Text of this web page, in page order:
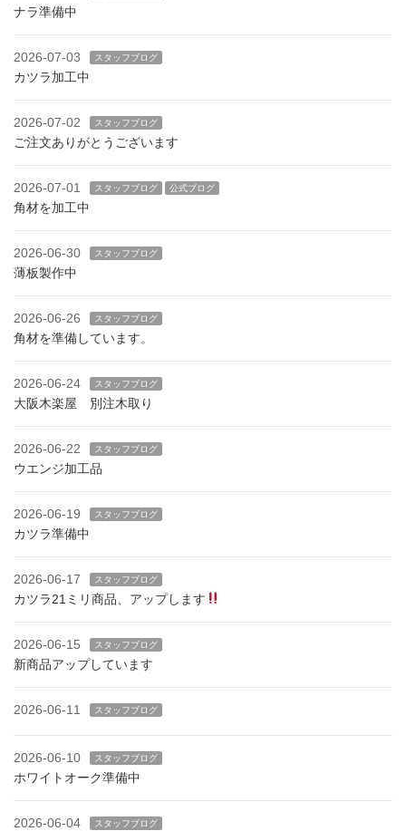
ナラ準備中
2026-07-03 スタッフブログ
カツラ加工中
2026-07-02 スタッフブログ
ご注文ありがとうございます
2026-07-01 スタッフブログ 公式ブログ
角材を加工中
2026-06-30 スタッフブログ
薄板製作中
2026-06-26 スタッフブログ
角材を準備しています。
2026-06-24 スタッフブログ
大阪木楽屋 別注木取り
2026-06-22 スタッフブログ
ウエンジ加工品
2026-06-19 スタッフブログ
カツラ準備中
2026-06-17 スタッフブログ
カツラ21ミリ商品、アップします
2026-06-15 スタッフブログ
新商品アップしています
2026-06-11 スタッフブログ
2026-06-10 スタッフブログ
ホワイトオーク準備中
2026-06-04 スタッフブログ